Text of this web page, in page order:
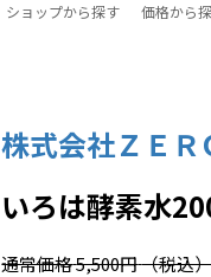
ショップから探す 価格から
株式会社ＺＥＲ
いろは酵素水
通常価格5,500円（税込